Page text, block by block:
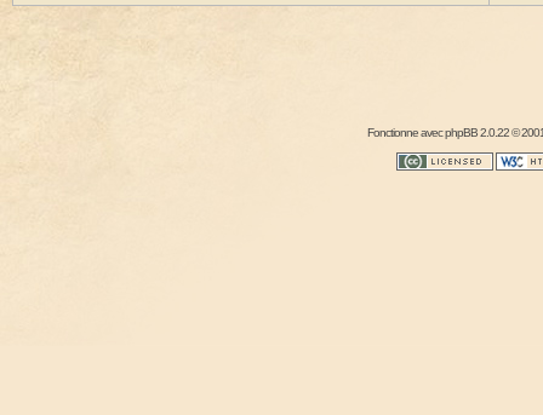
Fonctionne avecphpBB2.0.22 ©